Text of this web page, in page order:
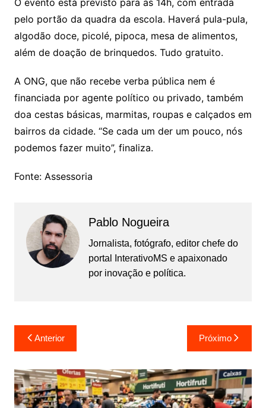
O evento está previsto para as 14h, com entrada
pelo portão da quadra da escola. Haverá pula-pula,
algodão doce, picolé, pipoca, mesa de alimentos,
além de doação de brinquedos. Tudo gratuito.
A ONG, que não recebe verba pública nem é
financiada por agente político ou privado, também
doa cestas básicas, marmitas, roupas e calçados em
bairros da cidade. “Se cada um der um pouco, nós
podemos fazer muito”, finaliza.
Fonte: Assessoria
Pablo Nogueira
Jornalista, fotógrafo, editor chefe do
portal InterativoMS e apaixonado
por inovação e política.
Navegação
de
Post
Anterior Próximo